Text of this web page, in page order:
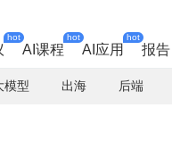
hot
AI课程
hot
AI应用
hot
报告
模型 出海 后端